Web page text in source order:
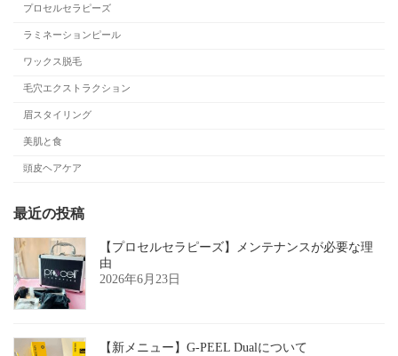
プロセルセラピーズ
ラミネーションピール
ワックス脱毛
毛穴エクストラクション
眉スタイリング
美肌と食
頭皮ヘアケア
最近の投稿
【プロセルセラピーズ】メンテナンスが必要な理
由
2026年6月23日
【新メニュー】G-PEEL Dualについて